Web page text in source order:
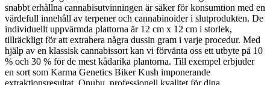
snabbt erhållna cannabisutvinningen är säker för konsumtion med en
värdefull innehåll av terpener och cannabinoider i slutprodukten. De
individuellt uppvärmda plattorna är 12 cm x 12 cm i storlek,
tillräckligt för att extrahera några dussin gram i varje procedur. Med
hjälp av en klassisk cannabissort kan vi förvänta oss ett utbyte på 10
% och 30 % för de mest kådarika plantorna. Till exempel erbjuder
en sort som Karma Genetics Biker Kush imponerande
extraktionsresultat. Qnubu, professionell kvalitet för dina